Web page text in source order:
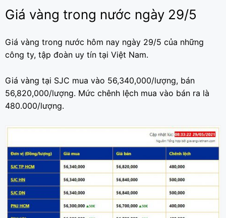
Giá vàng trong nước ngày 29/5
Giá vàng trong nước hôm nay ngày 29/5 của những
công ty, tập đoàn uy tín tại Việt Nam.
Giá vàng tại SJC mua vào 56,340,000/lượng, bán
56,820,000/lượng. Mức chênh lệch mua vào bán ra là
480.000/lượng.